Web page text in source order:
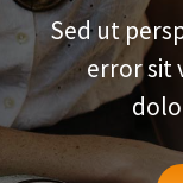
Sed ut
error sit